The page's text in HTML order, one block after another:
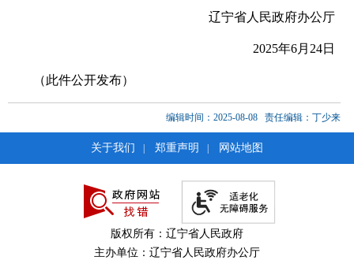
辽宁省人民政府办公厅
2025年6月 24日
（此件公开发布）
编辑时间：2025-08-08 责任编辑：丁少来
关于我们 郑重声明 网站地图
版权所有：辽宁省人民政府
主办单位：辽宁省人民政府办公厅